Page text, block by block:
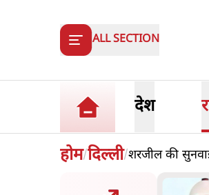
ALL SECTION
देश
होम/दिल्ली/शरजील की
जंतर-मंतर